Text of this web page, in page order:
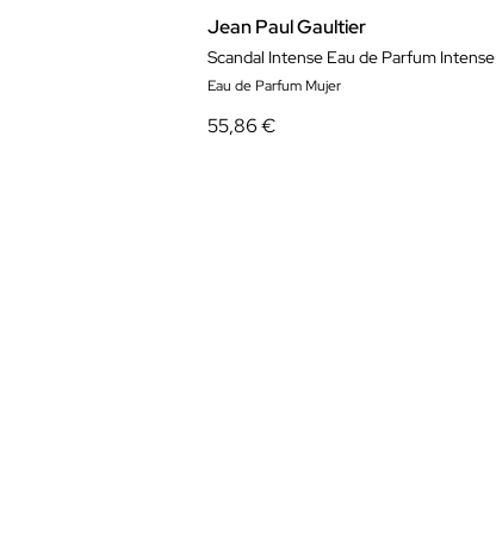
Jean Paul Gaultier
Scandal Intense Eau de Parfum Intense
Eau de Parfum Mujer
55,86 €